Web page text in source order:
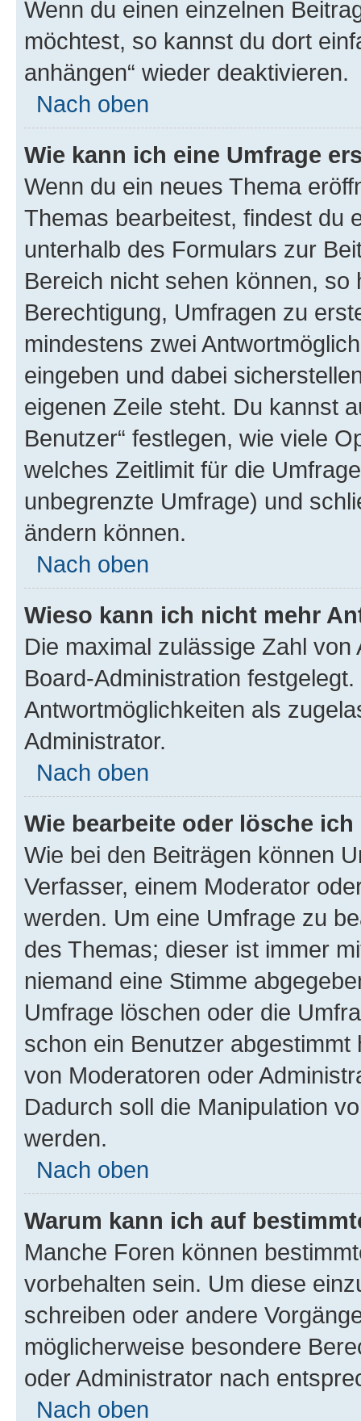
Wenn du einen einzelnen
möchtest, so kannst du dort
anhängen“ wieder deaktivieren.
Nach oben
Wie kann ich eine Umfrage
Wenn du ein neues Thema
Themas bearbeitest, findest du
unterhalb des Formulars zur
Bereich nicht sehen können,
Berechtigung, Umfragen zu
mindestens zwei
eingeben und dabei
eigenen Zeile steht. Du kannst
Benutzer“ festlegen, wie viele
welches Zeitlimit für die
unbegrenzte Umfrage) und
ändern können.
Nach oben
Wieso kann ich nicht mehr
Die maximal zulässige Zahl
Board-Administration
Antwortmöglichkeiten als
Administrator.
Nach oben
Wie bearbeite oder lösche
Wie bei den Beiträgen können
Verfasser, einem Moderator
werden. Um eine Umfrage zu
des Themas; dieser ist immer
niemand eine Stimme
Umfrage löschen oder die
schon ein Benutzer
von Moderatoren oder
Dadurch soll die Manipulation
werden.
Nach oben
Warum kann ich auf
Manche Foren können
vorbehalten sein. Um diese
schreiben oder andere
möglicherweise besondere
oder Administrator nach
Nach oben